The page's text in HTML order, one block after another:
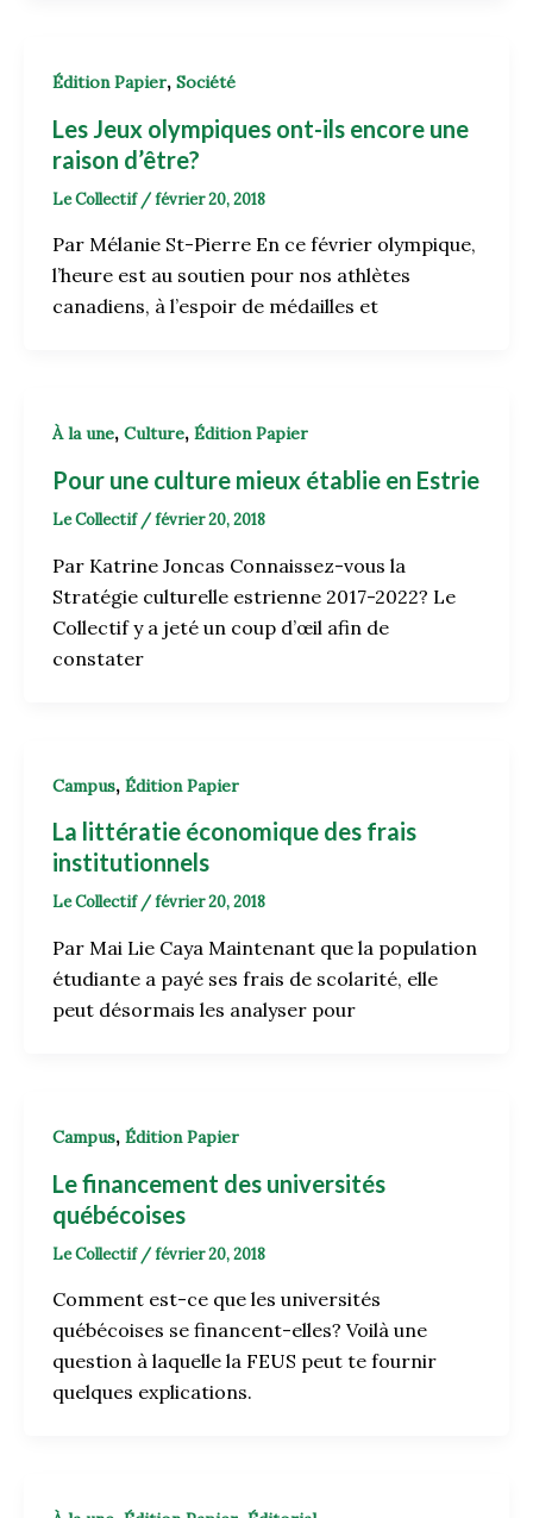
Édition Papier, Société
Les Jeux olympiques ont-ils encore une
raison d’être?
Le Collectif /février 20, 2018
Par Mélanie St-Pierre En ce février olympique,
l’heure est au soutien pour nos athlètes
canadiens, à l’espoir de médailles et
À la une, Culture, Édition Papier
Pour une culture mieux établie en Estrie
Le Collectif /février 20, 2018
Par Katrine Joncas Connaissez-vous la
Stratégie culturelle estrienne 2017-2022? Le
Collectif y a jeté un coup d’œil afin de
constater
Campus, Édition Papier
La littératie économique des frais
institutionnels
Le Collectif /février 20, 2018
Par Mai Lie Caya Maintenant que la population
étudiante a payé ses frais de scolarité, elle
peut désormais les analyser pour
Campus, Édition Papier
Le financement des universités
québécoises
Le Collectif /février 20, 2018
Comment est-ce que les universités
québécoises se financent-elles? Voilà une
question à laquelle la FEUS peut te fournir
quelques explications.